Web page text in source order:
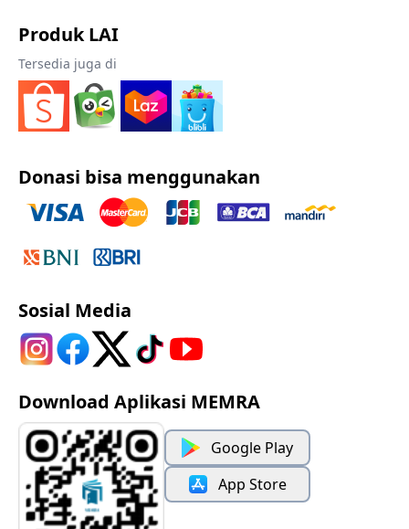
Produk LAI
Tersedia juga di
Donasi bisa menggunakan
Sosial Media
Download Aplikasi MEMRA
Google Play
App Store